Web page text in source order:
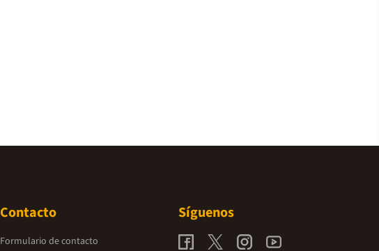
Contacto
Formulario de contacto
Síguenos